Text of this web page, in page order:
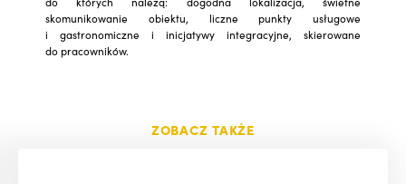
skomunikowanie obiektu, liczne punkty usługowe
i gastronomiczne i inicjatywy integracyjne, skierowane
do pracowników.
ZOBACZ TAKŻE